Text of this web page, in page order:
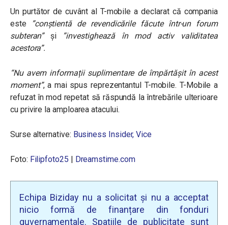
Un purtător de cuvânt al T-mobile a declarat că compania
este
”conștientă de revendicările făcute într-un forum
subteran”și ”investighează în mod activ validitatea
acestora”.
“Nu avem informații suplimentare de împărtășit în acest
moment”, a mai spus reprezentantul T-mobile. T-Mobile a
refuzat în mod repetat să răspundă la întrebările ulterioare
cu privire la amploarea atacului.
Surse alternative: Business Insider, Vice
Foto: Filipfoto25 | Dreamstime.com
Echipa Biziday nu a solicitat și nu a acceptat
nicio formă de finanțare din fonduri
guvernamentale. Spațiile de publicitate sunt